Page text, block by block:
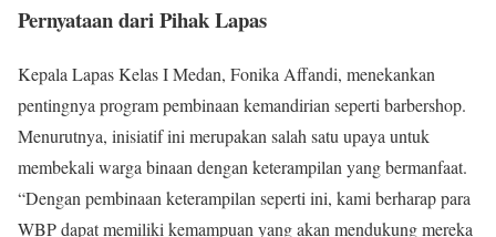
Pernyataan dari Pihak Lapas
Kepala Lapas Kelas I Medan, Fonika Affandi, menekankan
pentingnya program pembinaan kemandirian seperti barbershop.
Menurutnya, inisiatif ini merupakan salah satu upaya untuk
membekali warga binaan dengan keterampilan yang bermanfaat.
“Dengan pembinaan keterampilan seperti ini, kami berharap para
WBP dapat memiliki kemampuan yang akan mendukung mereka